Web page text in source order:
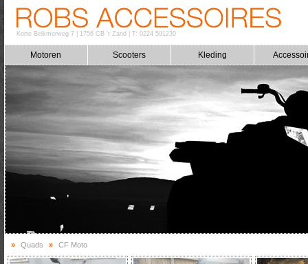
Korte Belkmerweg 7| 1756 CB 't Zand T: 0224 591230
Motoren Scooters Kleding
» Quads » CF Moto